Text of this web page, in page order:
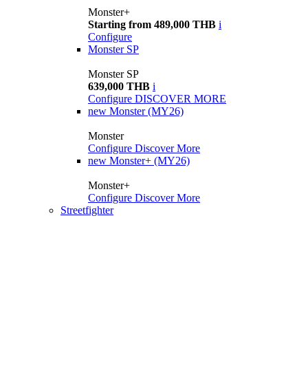
Monster+
Starting from 489,000 THB i
Configure
Monster SP
Monster SP
639,000 THB i
Configure DISCOVER MORE
new Monster (MY26)
Monster
Configure Discover More
new Monster+ (MY26)
Monster+
Configure Discover More
Streetfighter